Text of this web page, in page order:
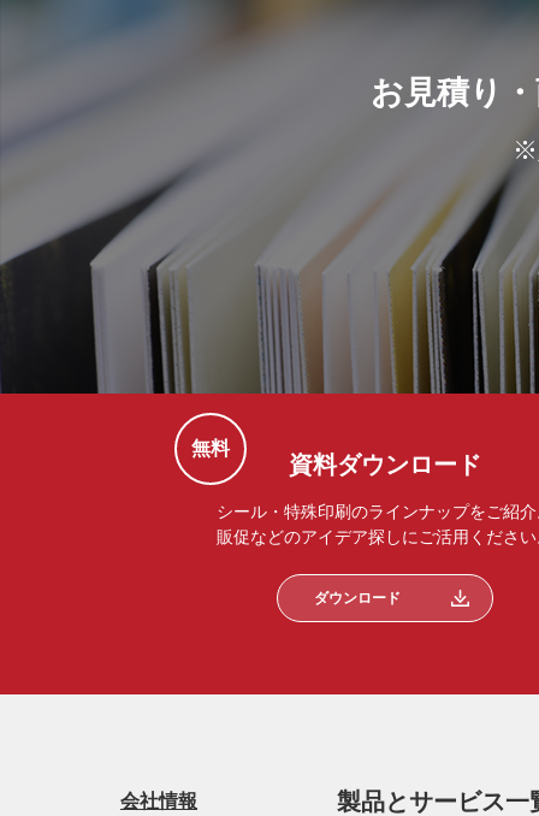
お見積り
※
資料ダウンロード
無料
シール・特殊印刷のラインナップをご紹
販促などのアイデア探しにご活用くださ
ダウンロード
会社情報 製品とサービス一